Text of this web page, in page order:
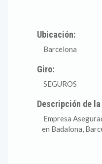
Ubicación:
Barcelona
Giro:
SEGUROS
Descripción de la
Empresa
en Badalona,